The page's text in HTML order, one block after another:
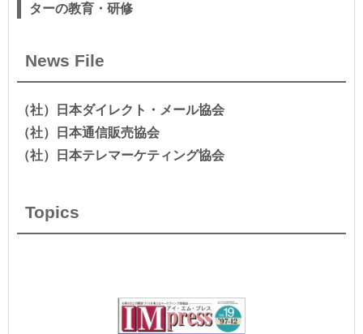
ターの教育・研修
News File
（社）日本ダイレクト・メール協会
（社）日本通信販売協会
（社）日本テレマーケティング協会
Topics